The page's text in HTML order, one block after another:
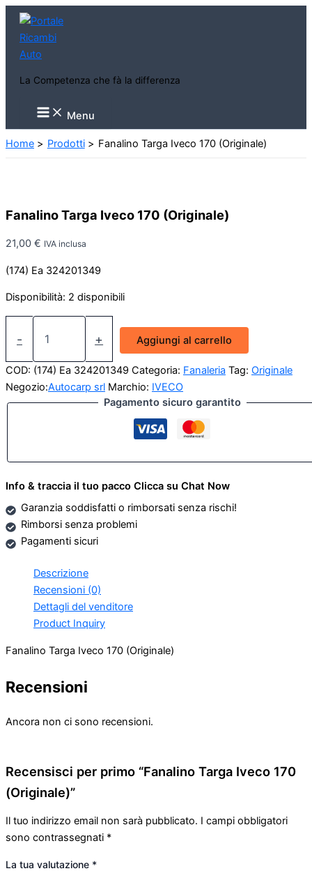
contenuto
La Competenza che fà la differenza
Main
Menu Menu
Home Prodotti Fanalino Targa Iveco 170 (Originale)
Fanalino Targa Iveco 170 (Originale)
21,00 € IVA inclusa
(174) Ea 324201349
Disponibilità: 2 disponibili
-
Fanalino
170
(Originale)
quantità
+ Aggiungi al carrello
COD: (174) Ea 324201349 Categoria: Fanaleria Tag: Originale
Negozio:Autocarp srl Marchio: IVECO
Pagamento sicuro garantito
Info & traccia il tuo pacco Clicca su Chat Now
Garanzia soddisfatti o rimborsati senza rischi!
Rimborsi senza problemi
Pagamenti sicuri
Descrizione
Recensioni (0)
Dettagli del venditore
Product Inquiry
Fanalino Targa Iveco 170 (Originale)
Recensioni
Ancora non ci sono recensioni.
Recensisci per primo “Fanalino Targa Iveco 170
(Originale)”
Il tuo indirizzo email non sarà pubblicato. I campi obbligatori
sono contrassegnati *
La tua valutazione *